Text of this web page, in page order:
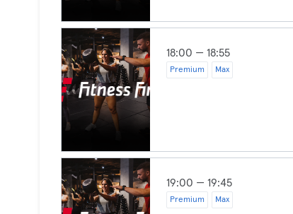
18:00 — 18:55
Premium Max
19:00 — 19:45
Premium Max